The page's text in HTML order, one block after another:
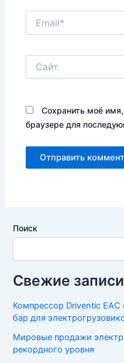
Сохранить моё
браузере для
Поиск
Свежие записи
Компрессор Driventic EAC
бар для
Мировые продажи
рекордного уровня